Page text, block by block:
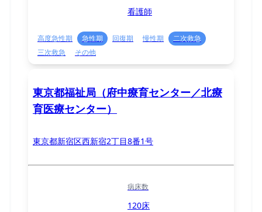
看護師
高度急性期 急性期 回復期 慢性期
二次救急
三次救急
その他
東京都福祉局（府中療育センター／北療
育医療センター）
東京都新宿区西新宿2丁目8番1号
病床数
120床